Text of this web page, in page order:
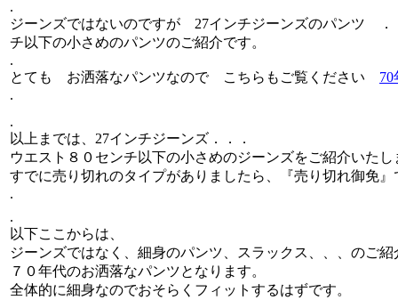
.
ジーンズではないのですが 27インチジーンズのパンツ
チ以下の小さめのパンツのご紹介です。
.
とても お洒落なパンツなので こちらもご覧ください
.
.
以上までは、27インチジーンズ．．．
ウエスト８０センチ以下の小さめのジーンズをご紹介いたし
すでに売り切れのタイプがありましたら、『売り切れ御免』
.
.
以下ここからは、
ジーンズではなく、細身のパンツ、スラックス、、、のご紹
７０年代のお洒落なパンツとなります。
全体的に細身なのでおそらくフィットするはずです。